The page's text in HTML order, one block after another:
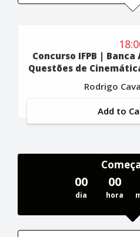
Concurso IFPB | Banca
Questões de
Rodrigo
Add to
00
dia
00
hora